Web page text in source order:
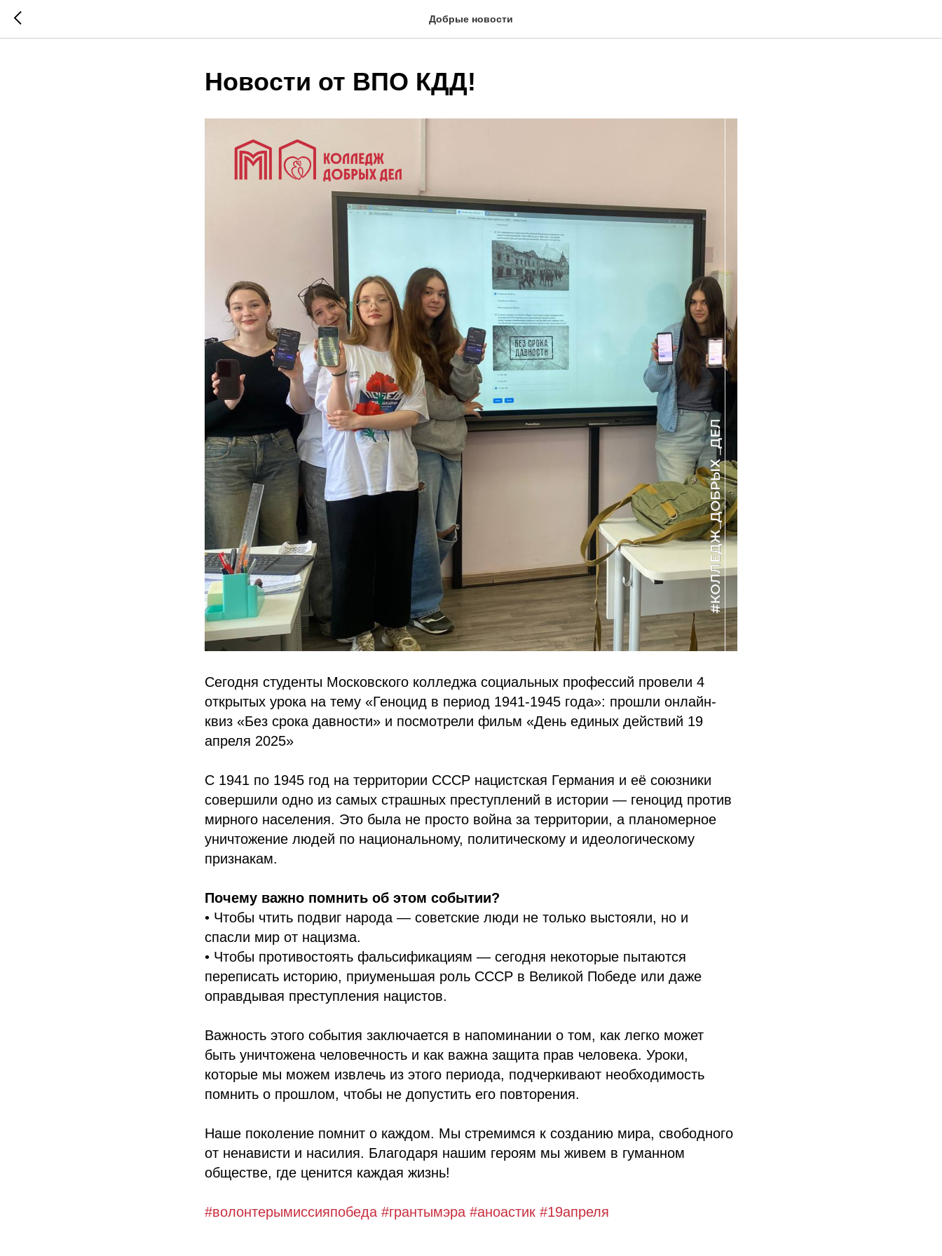
Добрые новости
Новости от ВПО КДД!
Сегодня студенты Московского колледжа социальных профессий провели 4
открытых урока на тему «Геноцид в период 1941-1945 года»: прошли онлайн-
квиз «Без срока давности» и посмотрели фильм «День единых действий 19
апреля 2025»
С 1941 по 1945 год на территории СССР нацистская Германия и её союзники
совершили одно из самых страшных преступлений в истории — геноцид против
мирного населения. Это была не просто война за территории, а планомерное
уничтожение людей по национальному, политическому и идеологическому
признакам.
Почему важно помнить об этом событии?
• Чтобы чтить подвиг народа — советские люди не только выстояли, но и
спасли мир от нацизма.
• Чтобы противостоять фальсификациям — сегодня некоторые пытаются
переписать историю, приуменьшая роль СССР в Великой Победе или даже
оправдывая преступления нацистов.
Важность этого события заключается в напоминании о том, как легко может
быть уничтожена человечность и как важна защита прав человека. Уроки,
которые мы можем извлечь из этого периода, подчеркивают необходимость
помнить о прошлом, чтобы не допустить его повторения.
Наше поколение помнит о каждом. Мы стремимся к созданию мира, свободного
от ненависти и насилия. Благодаря нашим героям мы живем в гуманном
обществе, где ценится каждая жизнь!
#волонтерымиссияпобеда #грантымэра #аноастик #19апреля